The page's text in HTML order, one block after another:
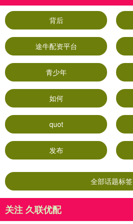
背后
途牛配资平台
青少年
如何
quot
发布
全部话题标签
关注 久联优配